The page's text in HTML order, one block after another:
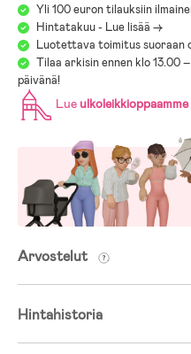
Yli 100 euron tilauksiin
Hintatakuu - Lue lisää ->
Luotettava toimitus suoraan
Tilaa arkisin ennen klo 13.00
päivänä!
Lue ulkoleikkioppaamme
Arvostelut
Hintahistoria